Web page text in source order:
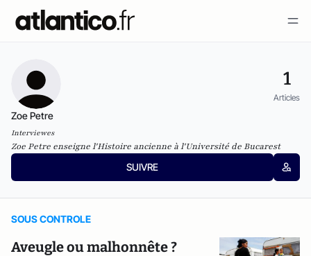
1
Articles
Zoe Petre
Interviewes
Zoe Petre enseigne l'Histoire ancienne à l'Université de Bucarest
SUIVRE
SOUS CONTROLE
Aveugle ou malhonnête ?